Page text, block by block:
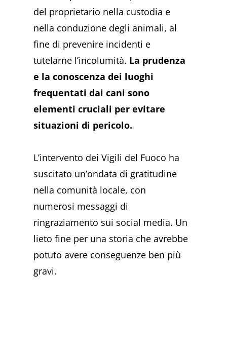
del proprietario nella custodia e
nella conduzione degli animali, al
fine di prevenire incidenti e
tutelarne l’incolumità. La prudenza
e la conoscenza dei luoghi
frequentati dai cani sono
elementi cruciali per evitare
situazioni di pericolo.
L’intervento dei Vigili del Fuoco ha
suscitato un’ondata di gratitudine
nella comunità locale, con
numerosi messaggi di
ringraziamento sui social media. Un
lieto fine per una storia che avrebbe
potuto avere conseguenze ben più
gravi.